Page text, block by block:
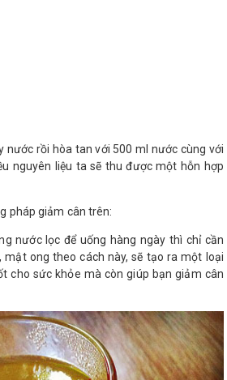
nước rồi hòa tan với 500 ml nước cùng với
nguyên liệu ta sẽ thu được một hỗn hợp
pháp giảm cân trên:
nước lọc để uống hàng ngày thì chỉ cần
mật ong theo cách này, sẽ tạo ra một loại
cho sức khỏe mà còn giúp bạn giảm cân